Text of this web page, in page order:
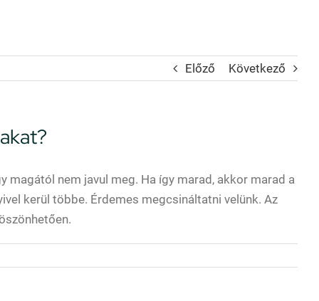
Előző Következő
magától nem javul meg. Ha így marad, akkor marad a
kerül többe. Érdemes megcsináltatni velünk. Az